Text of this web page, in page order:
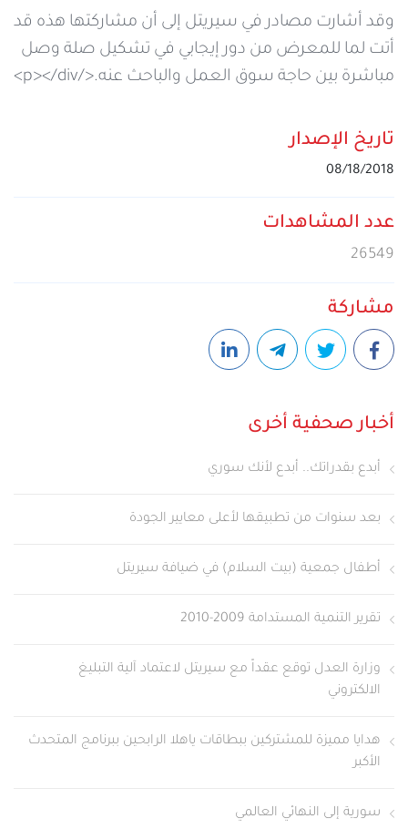
تاريخ الإصدار
08/18/2018
عدد المشاهدات
26549
مشاركة
أخبار صحفية أخرى
أبدع بقدراتك.. أبدع لأنك سوري
بعد سنوات من تطبيقها لأعلى معايير الجودة
أطفال جمعية (بيت السلام) في ضيافة سيريتل
تقرير التنمية المستدامة 2009-2010
وزارة العدل توقع عقداً مع سيريتل لاعتماد آلية التبليغ
الالكتروني
هدايا مميزة للمشتركين ببطاقات ياهلا الرابحين ببرنامج المتحدث
الأكبر
سورية إلى النهائي العالمي
وقد أشارت مصادر في سيريتل إلى أن مشاركتها هذه قد
أتت لما للمعرض من دور إيجابي في تشكيل صلة وصل
مباشرة بين حاجة سوق العمل والباحث عنه.</p></div>